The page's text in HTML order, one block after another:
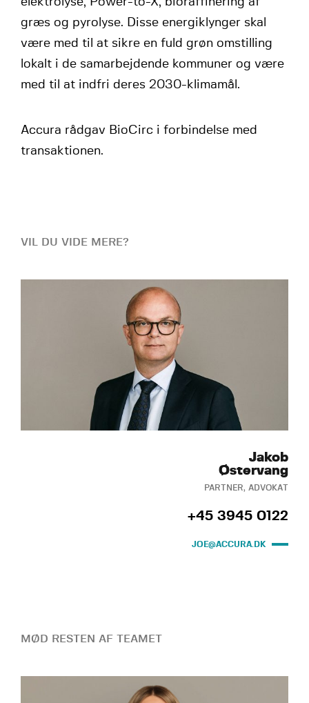
græs og pyrolyse. Disse energiklynger skal
være med til at sikre en fuld grøn omstilling
lokalt i de samarbejdende kommuner og være
med til at indfri deres 2030-klimamål.
Accura rådgav BioCirc i forbindelse med
transaktionen.
VIL DU VIDE MERE?
Jakob
Østervang
PARTNER, ADVOKAT
+45 3945 0122
JOE@ACCURA.DK
MØD RESTEN AF TEAMET